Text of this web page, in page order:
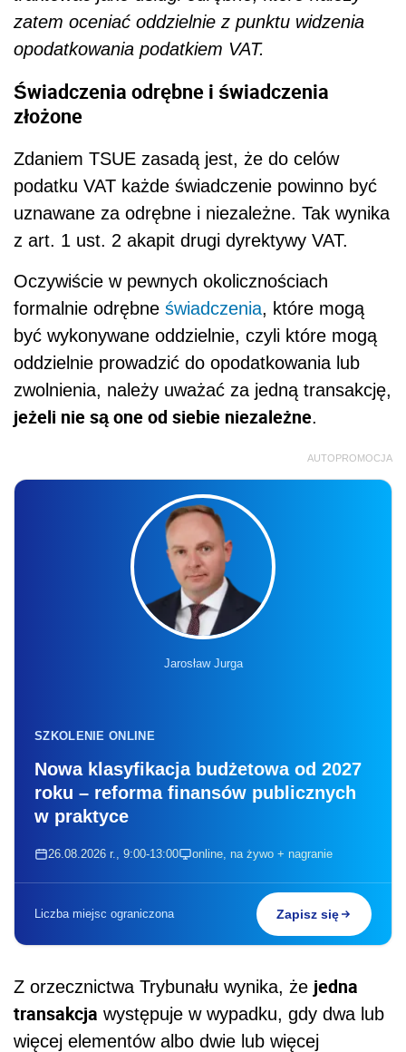
zatem oceniać oddzielnie z punktu widzenia
opodatkowania podatkiem VAT.
Świadczenia odrębne i świadczenia
złożone
Zdaniem TSUE zasadą jest, że do celów
podatku VAT każde świadczenie powinno być
uznawane za odrębne i niezależne. Tak wynika
z art. 1 ust. 2 akapit drugi dyrektywy VAT.
Oczywiście w pewnych okolicznościach
formalnie odrębne świadczenia, które mogą
być wykonywane oddzielnie, czyli które mogą
oddzielnie prowadzić do opodatkowania lub
zwolnienia, należy uważać za jedną transakcję,
jeżeli nie są one od siebie niezależne.
AUTOPROMOCJA
Jarosław Jurga
SZKOLENIE ONLINE
Nowa klasyfikacja budżetowa od 2027
roku – reforma finansów publicznych
w praktyce
26.08.2026 r., 9:00-13:00 online, na żywo + nagranie
Liczba miejsc ograniczona Zapisz się
Z orzecznictwa Trybunału wynika, że jedna
transakcja występuje w wypadku, gdy dwa lub
więcej elementów albo dwie lub więcej